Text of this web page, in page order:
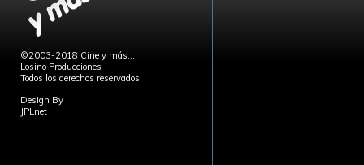
©2003-2018 Cine y más...
Losino Producciones
Todos los derechos reservados.
Design By
JPLnet